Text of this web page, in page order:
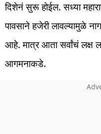
दिशेनं सुरू होईल. सध्या
पावसाने हजेरी लावल्यामुळे
आहे. मात्र आता सर्वांचं लक्ष
आगमनाकडे.